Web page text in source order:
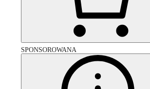
SPONSOROWANA